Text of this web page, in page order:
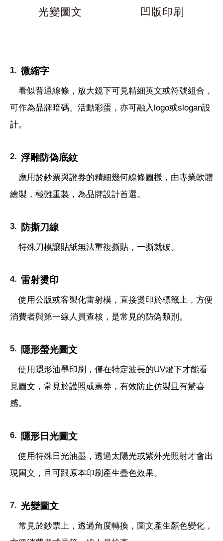
光變圖文 凹版印刷
微縮字
看似普通線條，放大鏡下可見精細英文或符號組合，
可作為品牌暗碼、活動彩蛋，亦可融入logo或slogan設
計。
浮雕防偽底紋
應用於鈔票與證券的精細幾何線條圖樣，由專業軟體
繪製，極難重製，為品牌設計首選。
防撕刀線
特殊刀模讓貼紙無法重複撕貼，一撕就破。
雷射燙印
使用公版或客製化雷射模，直接燙印於標籤上，方便
消費者與第一線人員查核，是常見的防偽類別。
隱形螢光圖文
使用隱形油墨印刷，僅在特定波長的UV燈下才能看
見圖文，常見於護照或票券，有效防止仿製且有驚喜
感。
隱形日光圖文
使用特殊日光油墨，透過太陽光或紫外光照射才會出
現圖文，且可跟原本印刷產生疊色效果。
光變圖文
常見於鈔票上，透過角度轉換，圖文產生顏色變化，